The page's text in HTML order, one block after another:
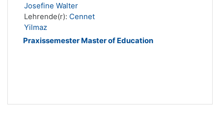
Josefine Walter
Lehrende(r): Cennet
Yilmaz
Praxissemester Master of Education